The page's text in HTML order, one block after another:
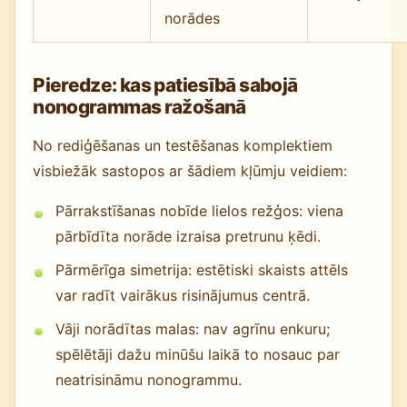
norādes
Pieredze: kas patiesībā sabojā
nonogrammas ražošanā
No rediģēšanas un testēšanas komplektiem
visbiežāk sastopos ar šādiem kļūmju veidiem:
Pārrakstīšanas nobīde lielos režģos: viena
pārbīdīta norāde izraisa pretrunu ķēdi.
Pārmērīga simetrija: estētiski skaists attēls
var radīt vairākus risinājumus centrā.
Vāji norādītas malas: nav agrīnu enkuru;
spēlētāji dažu minūšu laikā to nosauc par
neatrisināmu nonogrammu.